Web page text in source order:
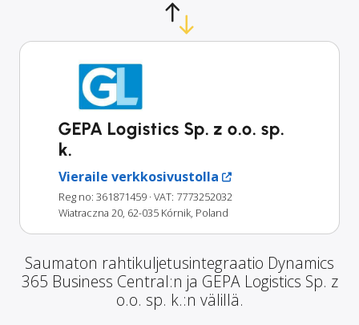
GEPA Logistics Sp. z o.o. sp.
k.
Vieraile verkkosivustolla
Reg no: 361871459 · VAT: 7773252032
Wiatraczna 20, 62-035 Kórnik, Poland
Saumaton rahtikuljetusintegraatio Dynamics
365 Business Central:n ja GEPA Logistics Sp. z
o.o. sp. k.:n välillä.